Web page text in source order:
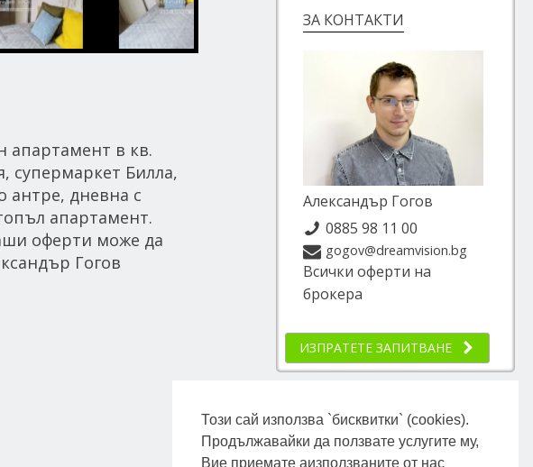
Този сай използва `бисквитки` (cookies).
Продължавайки да ползвате услугите му,
Вие приемате аизползваните от нас
в кв.
супермаркет Билла,
антре, дневна с
апартамент.
оферти може да
Гогов
ЗА КОНТАКТИ
Александър Гогов
0885 98 11 00
gogov@dreamvision.bg
Всички оферти на
брокера
ИЗПРАТЕТЕ ЗАПИТВАНЕ